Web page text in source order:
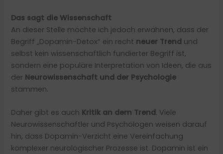
Das sagt die Wissenschaft
An dieser Stelle möchte ich jedoch erwähnen, dass der
Begriff „Dopamin-Detox“ ein recht neuer Trend und
selbst kein wissenschaftlich fundierter Begriff ist,
sondern eine populäre Interpretation von Ideen, die aus
der Neurowissenschaft und der Psychologie
stammen.
Daher gibt es auch Kritik an dem Trend. Viele
Neurowissenschaftler und Psychologen weisen darauf
hin, dass Dopamin-Verzicht eine Vereinfachung
komplexer neurologischer Prozesse ist. Dopamin ist ein